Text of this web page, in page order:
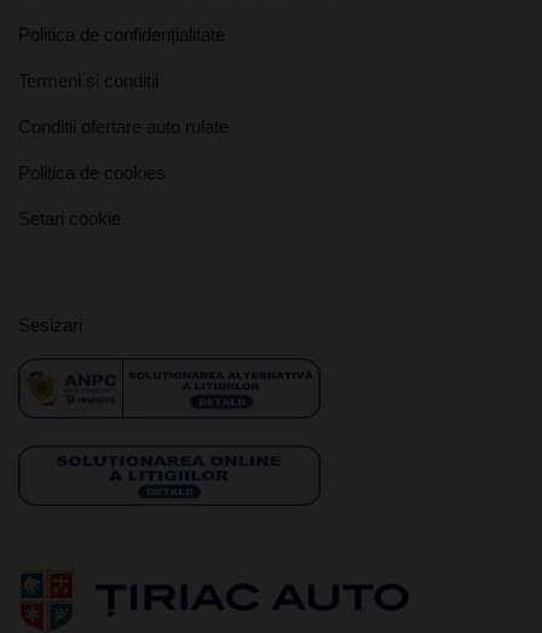
Politica de confidențialitate
Termeni și condiții
Conditii ofertare auto rulate
Politica de cookies
Setari cookie
Sesizari